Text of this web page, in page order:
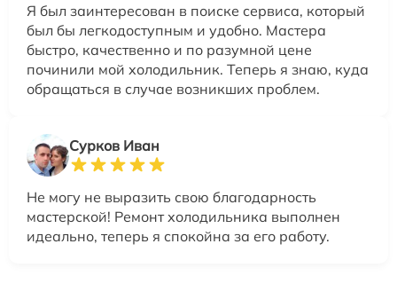
Я был заинтересован в поиске сервиса, который
был бы легкодоступным и удобно. Мастера
быстро, качественно и по разумной цене
починили мой холодильник. Теперь я знаю, куда
обращаться в случае возникших проблем.
Сурков Иван
Не могу не выразить свою благодарность
мастерской! Ремонт холодильника выполнен
идеально, теперь я спокойна за его работу.